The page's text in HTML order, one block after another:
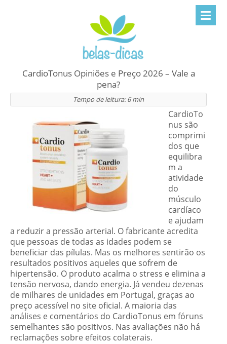
CardioTonus Opiniões e Preço 2026 – Vale a
pena?
Tempo de leitura:6 min
CardioTo
nus são
comprimi
dos que
equilibra
m a
atividade
do
músculo
cardíaco
e ajudam
a reduzir a pressão arterial. O fabricante acredita
que pessoas de todas as idades podem se
beneficiar das pílulas. Mas os melhores sentirão os
resultados positivos aqueles que sofrem de
hipertensão. O produto acalma o stress e elimina a
tensão nervosa, dando energia. Já vendeu dezenas
de milhares de unidades em Portugal, graças ao
preço acessível no site oficial. A maioria das
análises e comentários do CardioTonus em fóruns
semelhantes são positivos. Nas avaliações não há
reclamações sobre efeitos colaterais.